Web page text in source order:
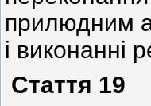
прилюдним
і виконанні
Стаття 19